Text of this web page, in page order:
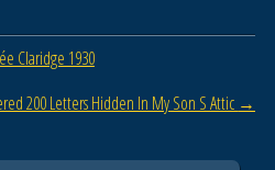
Claridge 1930
200 Letters Hidden In My Son S Attic →